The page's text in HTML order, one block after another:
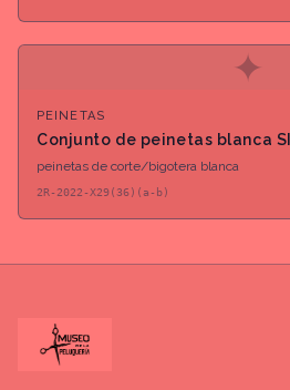
✦
PEINETAS
Conjunto de peinetas blanca
peinetas de corte/bigotera blanca
2R-2022-X29(36)(a-b)